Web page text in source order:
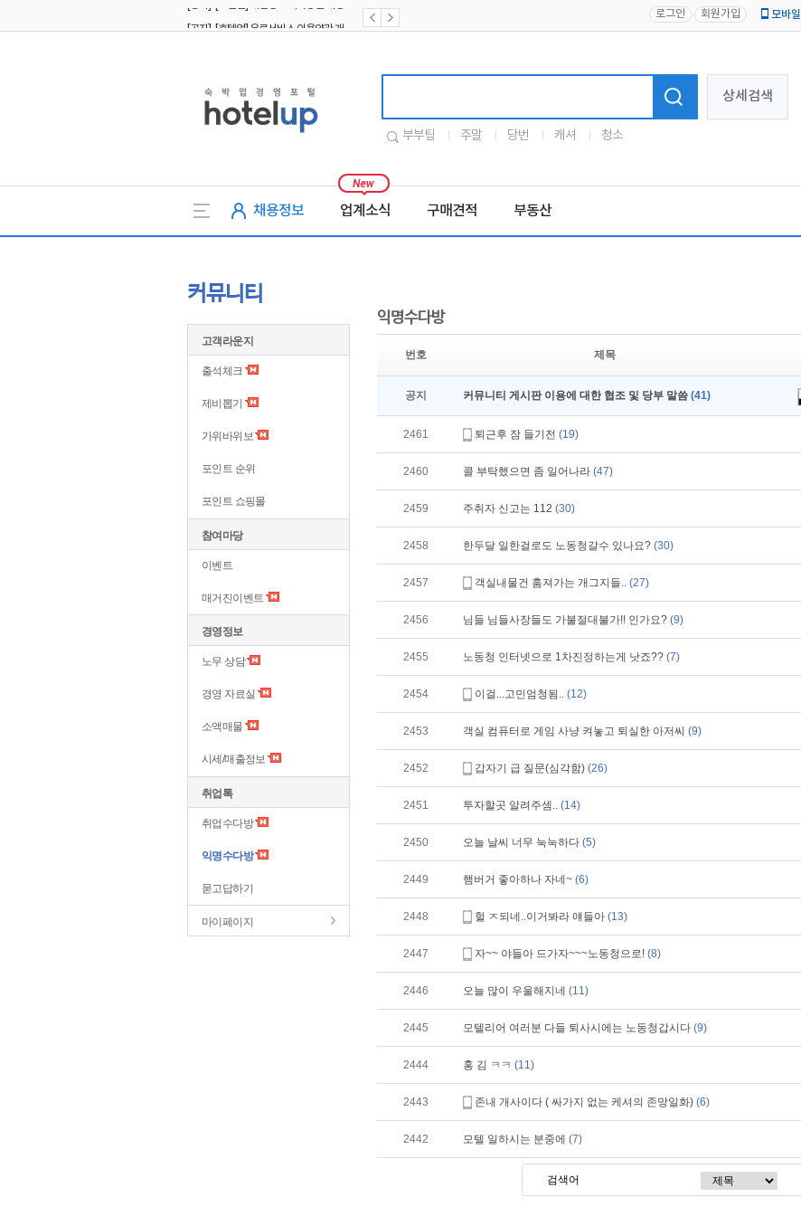
로그인 회원가입 모바일
상세검색
부부팀 주말 당번 캐셔 청소
채용정보 업계소식 구매견적 부동산
커뮤니티
고객라운지
출석체크
제비뽑기
가위바위보
포인트 순위
포인트 쇼핑몰
참여마당
이벤트
매거진이벤트
경영정보
노무 상담
경영 자료실
소액매물
시세/매출정보
취업톡
취업수다방
익명수다방
묻고답하기
마이페이지
익명수다방
번호 제목
공지 커뮤니티 게시판 이용에 대한 협조 및 당부 말씀 (41)
2461 퇴근후 잠 들기전 (19)
2460 콜 부탁했으면 좀 일어나라 (47)
2459 주취자 신고는 112 (30)
2458 한두달 일한걸로도 노동청갈수 있나요? (30)
2457 객실내물건 훔져가는 개그지들.. (27)
2456 님들 님들사장들도 가불절대불가!! 인가요? (9)
2455 노동청 인터넷으로 1차진정하는게 낫죠?? (7)
2454 이걸...고민엄청됨.. (12)
2453 객실 컴퓨터로 게임 사냥 켜놓고 퇴실한 아저씨 (9)
2452 갑자기 급 질문(심각함) (26)
2451 투자할곳 알려주셈.. (14)
2450 오늘 날씨 너무 눅눅하다 (5)
2449 햄버거 좋아하나 자네~ (6)
2448 헐 ㅈ되네..이거봐라 얘들아 (13)
2447 자~~ 야들아 드가자~~~노동청으로! (8)
2446 오늘 많이 우울해지네 (11)
2445 모텔리어 여러분 다들 퇴사시에는 노동청갑시다 (9)
2444 홍 김 ㅋㅋ (11)
2443 존내 개사이다 ( 싸가지 없는 케셔의 존망일화) (6)
2442 모텔 일하시는 분중에 (7)